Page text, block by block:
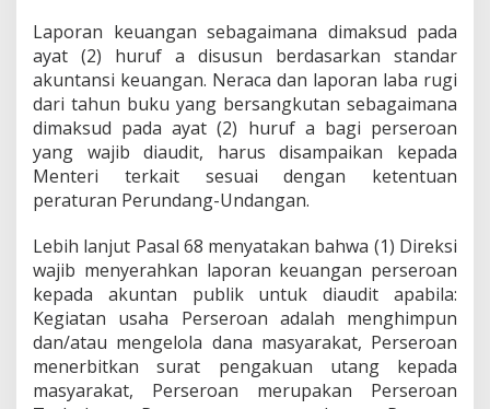
Laporan keuangan sebagaimana dimaksud pada
ayat (2) huruf a disusun berdasarkan standar
akuntansi keuangan. Neraca dan laporan laba rugi
dari tahun buku yang bersangkutan sebagaimana
dimaksud pada ayat (2) huruf a bagi perseroan
yang wajib diaudit, harus disampaikan kepada
Menteri terkait sesuai dengan ketentuan
peraturan Perundang-Undangan.
Lebih lanjut Pasal 68 menyatakan bahwa (1) Direksi
wajib menyerahkan laporan keuangan perseroan
kepada akuntan publik untuk diaudit apabila:
Kegiatan usaha Perseroan adalah menghimpun
dan/atau mengelola dana masyarakat, Perseroan
menerbitkan surat pengakuan utang kepada
masyarakat, Perseroan merupakan Perseroan